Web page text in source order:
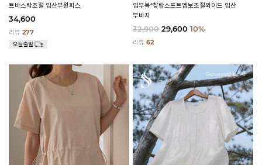
트바스락조절 임산부원피스
34,600
리뷰 277
임부복*찰랑소프트엠보조절와이드 임산
부바지
32,900 29,600 10%
리뷰 62